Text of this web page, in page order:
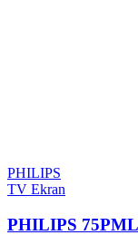
PHILIPS
TV Ekran
PHILIPS